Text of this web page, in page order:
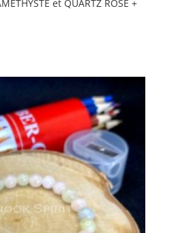
et QUARTZ ROSE +